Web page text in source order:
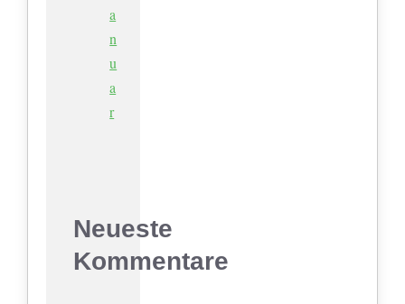
a
n
u
a
r
Neueste
Kommentare